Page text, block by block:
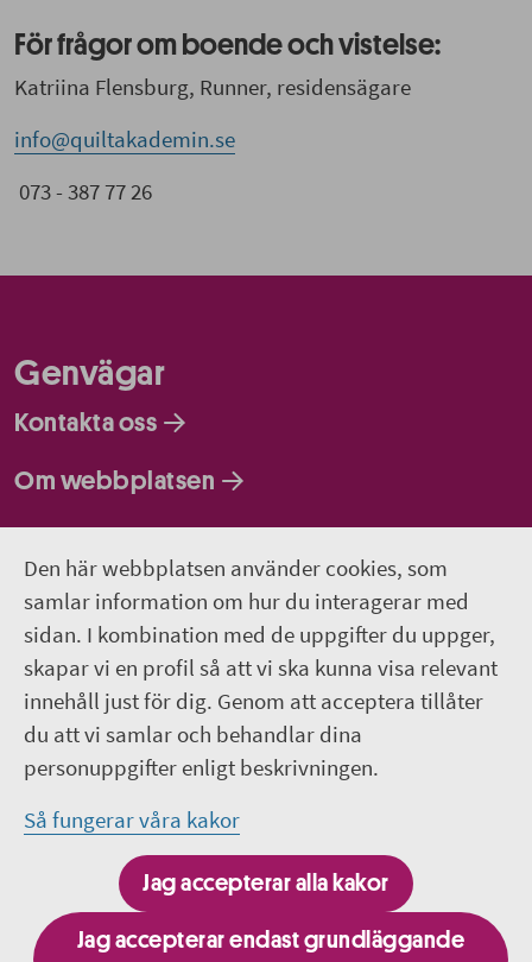
Den här webbplatsen använder cookies, som
samlar information om hur du interagerar med
sidan. I kombination med de uppgifter du uppger,
skapar vi en profil så att vi ska kunna visa relevant
innehåll just för dig. Genom att acceptera tillåter
du att vi samlar och behandlar dina
personuppgifter enligt beskrivningen.
Så fungerar våra kakor
Jag accepterar alla kakor
Jag accepterar endast grundläggande
För frågor om boende och vistelse:
Katriina Flensburg, Runner, residensägare
info@quiltakademin.se
073 - 387 77 26
Genvägar
Kontakta oss
Om webbplatsen
Följ oss
Lediga jobb
Pressrum
Facebook
Jobba hos oss – Facebook